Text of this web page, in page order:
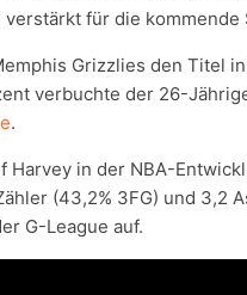
für die
Grizzlies den Titel
verbuchte der 26-
.
in der NBA-
(43,2% 3FG) und 3,2
G-League auf.